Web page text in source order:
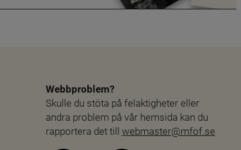
Webbproblem?
Skulle du stöta på felaktigheter eller
andra problem på vår hemsida kan du
rapportera det till webmaster@mfof.se